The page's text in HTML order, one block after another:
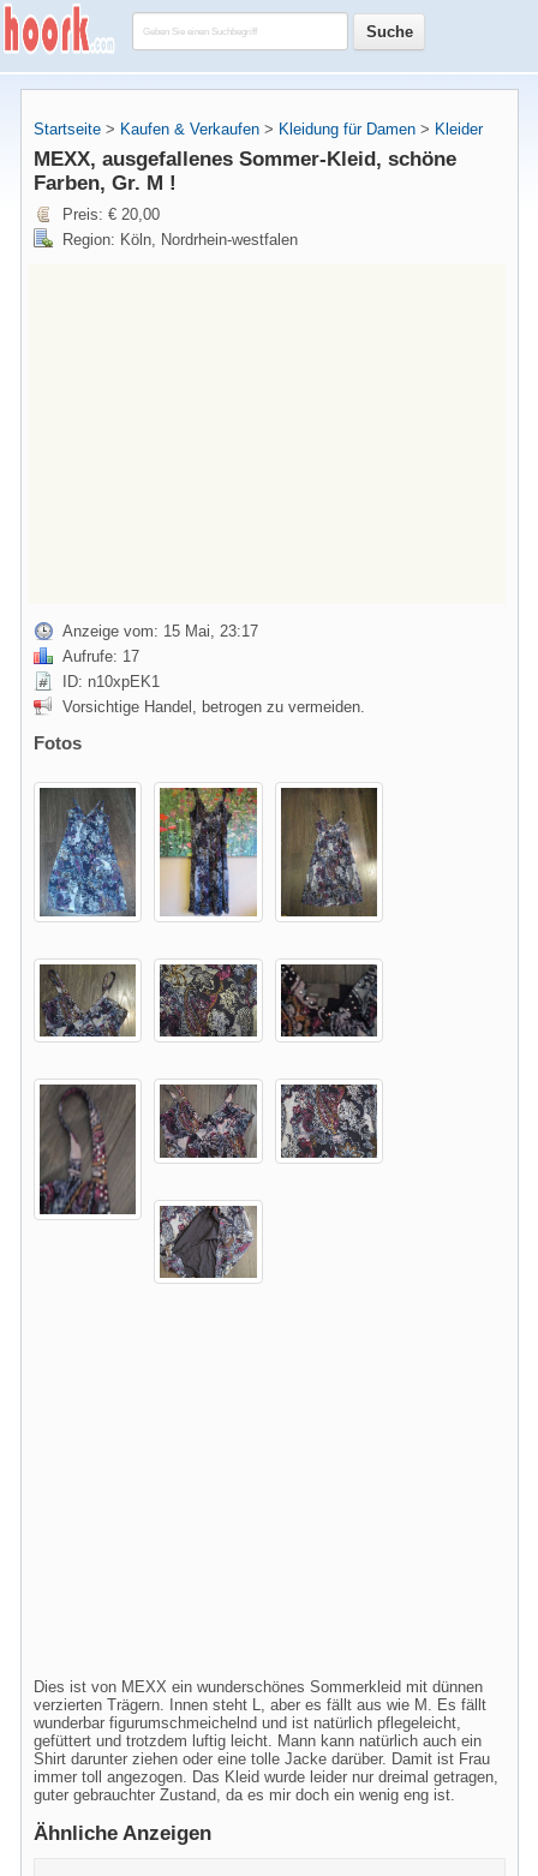
Startseite > Kaufen & Verkaufen > Kleidung für Damen > Kleider
MEXX, ausgefallenes Sommer-Kleid, schöne
Farben, Gr. M !
Preis: € 20,00
Region: Köln, Nordrhein-westfalen
Anzeige vom: 15 Mai, 23:17
Aufrufe: 17
ID: n10xpEK1
Vorsichtige Handel, betrogen zu vermeiden.
Fotos
Dies ist von MEXX ein wunderschönes Sommerkleid mit dünnen
verzierten Trägern. Innen steht L, aber es fällt aus wie M. Es fällt
wunderbar figurumschmeichelnd und ist natürlich pflegeleicht,
gefüttert und trotzdem luftig leicht. Mann kann natürlich auch ein
Shirt darunter ziehen oder eine tolle Jacke darüber. Damit ist Frau
immer toll angezogen. Das Kleid wurde leider nur dreimal getragen,
guter gebrauchter Zustand, da es mir doch ein wenig eng ist.
Ähnliche Anzeigen